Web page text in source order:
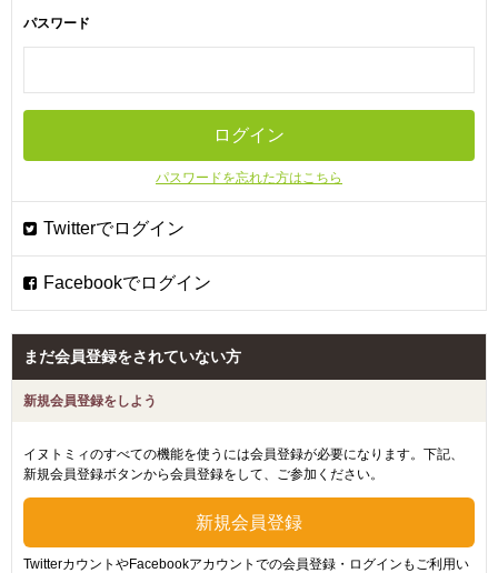
パスワード
パスワードを忘れた方はこちら
まだ会員登録をされていない方
新規会員登録をしよう
イヌトミィのすべての機能を使うには会員登録が必要になります。下記、
新規会員登録ボタンから会員登録をして、ご参加ください。
TwitterカウントやFacebookアカウントでの会員登録・ログインもご利用い